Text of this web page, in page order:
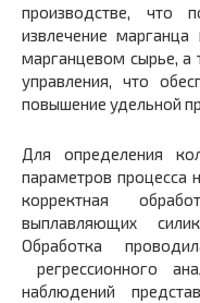
производстве, что
извлечение
марганцевом сырье,
управления, что
повышение удельной
Для определения
параметров процесса
корректная
выплавляющих
Обработка
регрессионного
наблюдений